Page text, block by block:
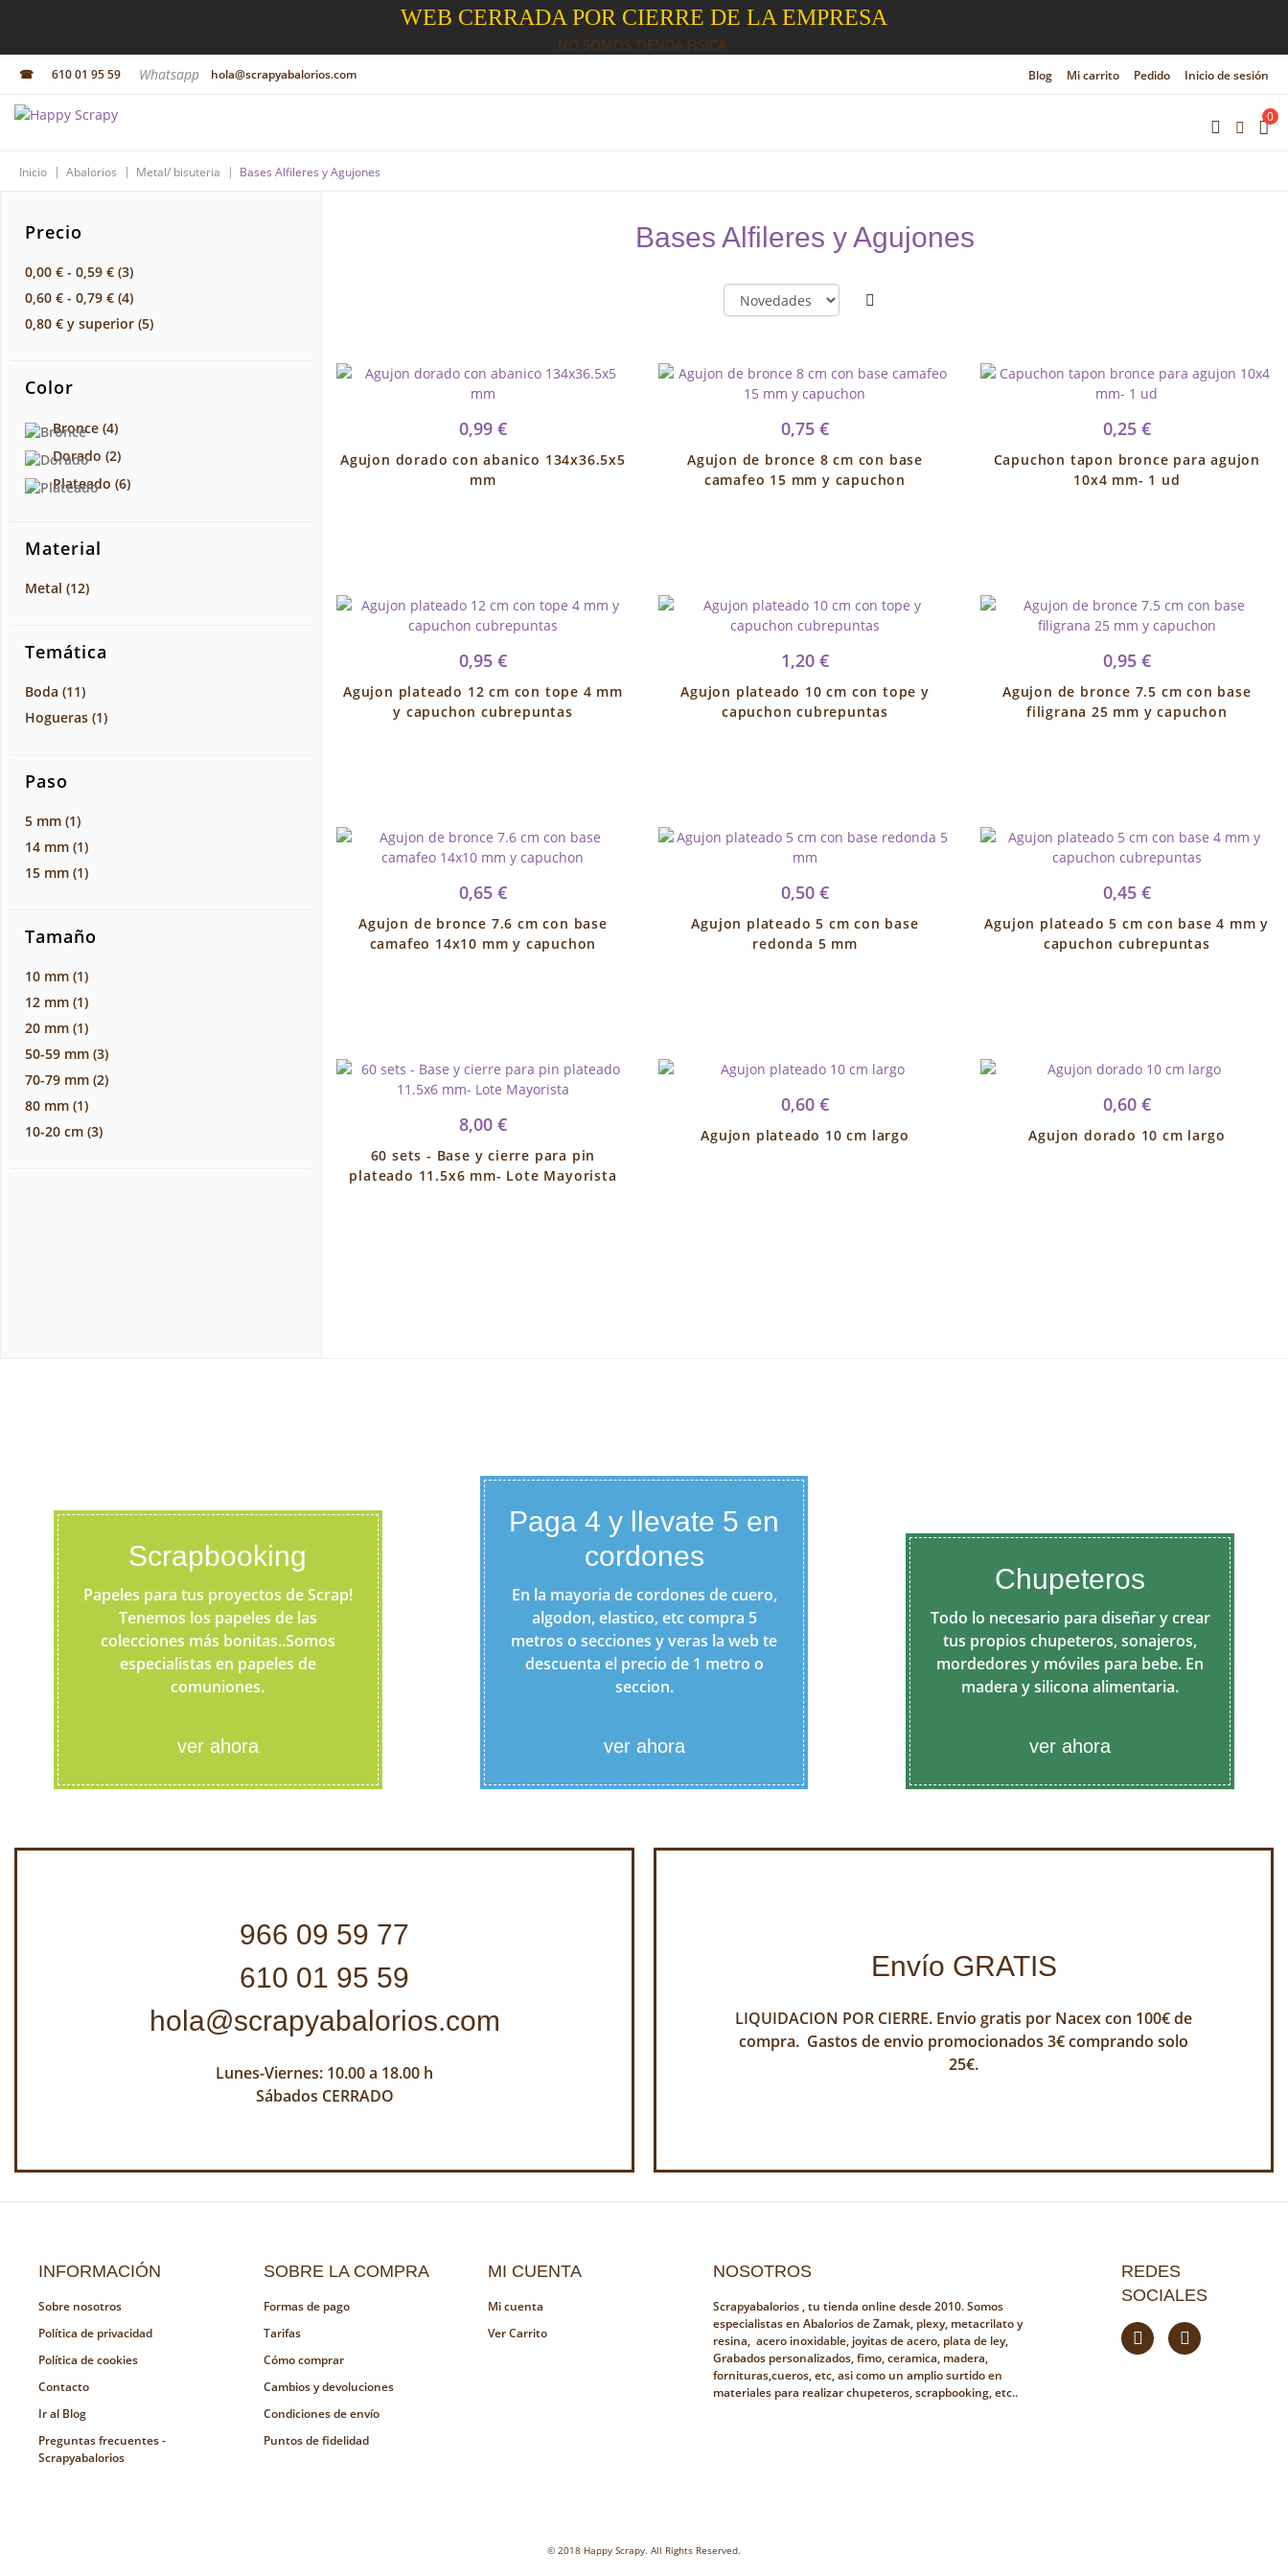
WEB CERRADA POR CIERRE DE LA EMPRESA
NO SOMOS TIENDA FISICA
☎ 610 01 95 59 Whatsapp hola@scrapyabalorios.com Blog Mi carrito Pedido Inicio de sesión
0
Inicio | Abalorios | Metal/ bisuteria | Bases Alfileres y Agujones
Bases Alfileres y Agujones
0,99 €
Agujon dorado con abanico 134x36.5x5
mm
0,75 €
Agujon de bronce 8 cm con base
camafeo 15 mm y capuchon
0,25 €
Capuchon tapon bronce para agujon
10x4 mm- 1 ud
0,95 €
Agujon plateado 12 cm con tope 4 mm
y capuchon cubrepuntas
1,20 €
Agujon plateado 10 cm con tope y
capuchon cubrepuntas
0,95 €
Agujon de bronce 7.5 cm con base
filigrana 25 mm y capuchon
0,65 €
Agujon de bronce 7.6 cm con base
camafeo 14x10 mm y capuchon
0,50 €
Agujon plateado 5 cm con base
redonda 5 mm
0,45 €
Agujon plateado 5 cm con base 4 mm y
capuchon cubrepuntas
8,00 €
60 sets - Base y cierre para pin
plateado 11.5x6 mm- Lote Mayorista
0,60 €
Agujon plateado 10 cm largo
0,60 €
Agujon dorado 10 cm largo
Precio
0,00 € - 0,59 € (3)
0,60 € - 0,79 € (4)
0,80 € y superior (5)
Color
Bronce (4)
Dorado (2)
Plateado (6)
Material
Metal (12)
Temática
Boda (11)
Hogueras (1)
Paso
5 mm (1)
14 mm (1)
15 mm (1)
Tamaño
10 mm (1)
12 mm (1)
20 mm (1)
50-59 mm (3)
70-79 mm (2)
80 mm (1)
10-20 cm (3)
Scrapbooking
Papeles para tus proyectos de Scrap!
Tenemos los papeles de las
colecciones más bonitas..Somos
especialistas en papeles de
comuniones.
ver ahora
Paga 4 y llevate 5 en
cordones
En la mayoria de cordones de cuero,
algodon, elastico, etc compra 5
metros o secciones y veras la web te
descuenta el precio de 1 metro o
seccion.
ver ahora
Chupeteros
Todo lo necesario para diseñar y crear
tus propios chupeteros, sonajeros,
mordedores y móviles para bebe. En
madera y silicona alimentaria.
ver ahora
966 09 59 77
610 01 95 59
hola@scrapyabalorios.com
Lunes-Viernes: 10.00 a 18.00 h
Sábados CERRADO
Envío GRATIS
LIQUIDACION POR CIERRE. Envio gratis por Nacex con 100€ de
compra. Gastos de envio promocionados 3€ comprando solo
25€.
REDES
SOCIALES
INFORMACIÓN
Sobre nosotros
Política de privacidad
Política de cookies
Contacto
Ir al Blog
Preguntas frecuentes -
Scrapyabalorios
SOBRE LA COMPRA
Formas de pago
Tarifas
Cómo comprar
Cambios y devoluciones
Condiciones de envío
Puntos de fidelidad
MI CUENTA
Mi cuenta
Ver Carrito
NOSOTROS
Scrapyabalorios , tu tienda online desde 2010. Somos
especialistas en Abalorios de Zamak, plexy, metacrilato y
resina, acero inoxidable, joyitas de acero, plata de ley,
Grabados personalizados, fimo, ceramica, madera,
fornituras,cueros, etc, asi como un amplio surtido en
materiales para realizar chupeteros, scrapbooking, etc..
© 2018 Happy Scrapy. All Rights Reserved.